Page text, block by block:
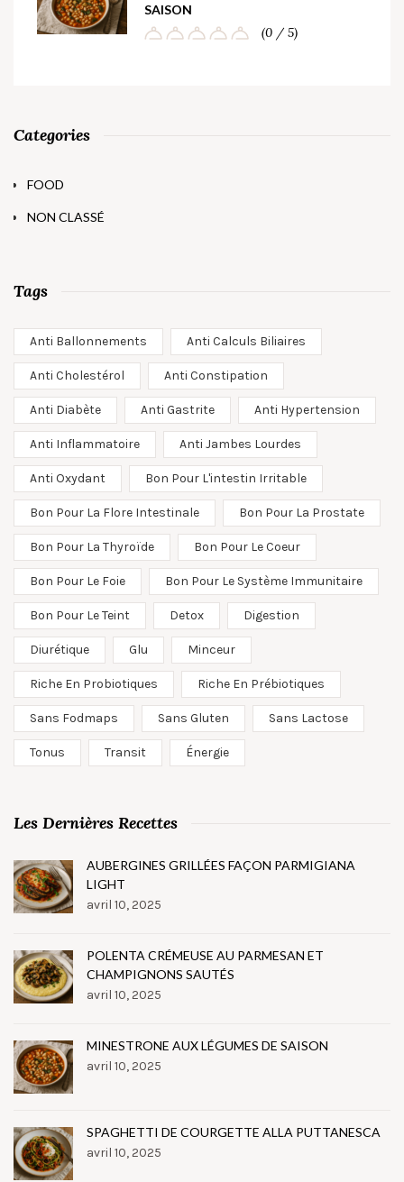
SAISON
(0 / 5)
Categories
FOOD
NON CLASSÉ
Tags
Anti Ballonnements Anti Calculs Biliaires
Anti Cholestérol Anti Constipation
Anti Diabète Anti Gastrite Anti Hypertension
Anti Inflammatoire Anti Jambes Lourdes
Anti Oxydant Bon Pour L'intestin Irritable
Bon Pour La Flore Intestinale Bon Pour La Prostate
Bon Pour La Thyroïde Bon Pour Le Coeur
Bon Pour Le Foie Bon Pour Le Système Immunitaire
Bon Pour Le Teint Detox Digestion
Diurétique Glu Minceur
Riche En Probiotiques Riche En Prébiotiques
Sans Fodmaps Sans Gluten Sans Lactose
Tonus Transit Énergie
Les Dernières Recettes
AUBERGINES GRILLÉES FAÇON PARMIGIANA
LIGHT
avril 10, 2025
POLENTA CRÉMEUSE AU PARMESAN ET
CHAMPIGNONS SAUTÉS
avril 10, 2025
MINESTRONE AUX LÉGUMES DE SAISON
avril 10, 2025
SPAGHETTI DE COURGETTE ALLA PUTTANESCA
avril 10, 2025